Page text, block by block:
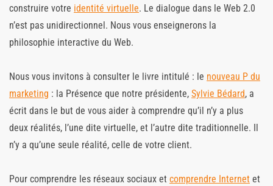
construire votre identité virtuelle. Le dialogue dans le Web 2.0
n’est pas unidirectionnel. Nous vous enseignerons la
philosophie interactive du Web.
Nous vous invitons à consulter le livre intitulé : le nouveau P du
marketing : la Présence que notre présidente, Sylvie Bédard, a
écrit dans le but de vous aider à comprendre qu’il n’y a plus
deux réalités, l’une dite virtuelle, et l’autre dite traditionnelle. Il
n’y a qu’une seule réalité, celle de votre client.
Pour comprendre les réseaux sociaux et comprendre Internet et